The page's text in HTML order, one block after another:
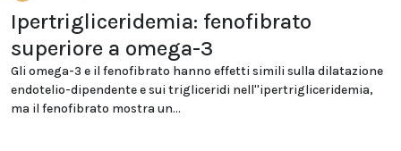
Ipertrigliceridemia: fenofibrato
superiore a omega-3
Gli omega-3 e il fenofibrato hanno effetti simili sulla dilatazione
endotelio-dipendente e sui trigliceridi nell''ipertrigliceridemia,
ma il fenofibrato mostra un...